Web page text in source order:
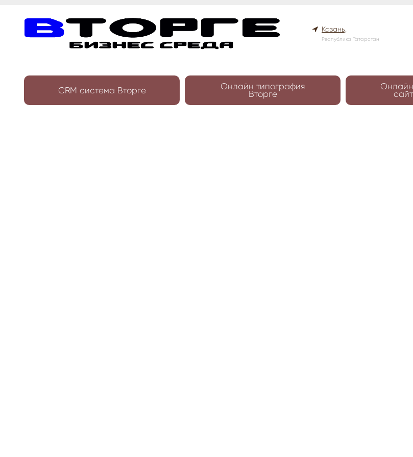
Казань,
Республика Татарстан
CRM система Вторге Онлайн типография
Вторге
Онлайн